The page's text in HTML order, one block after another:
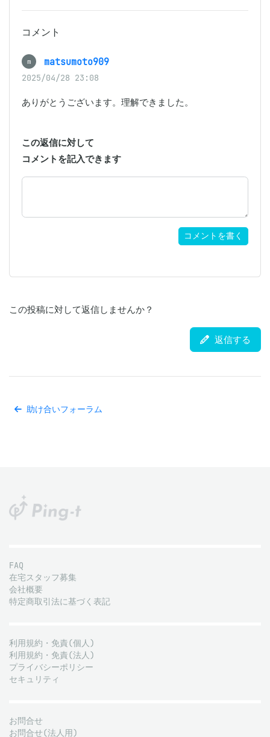
コメント
m matsumoto909
2025/04/28 23:08
ありがとうございます。理解できました。
この返信に対して
コメントを記入できます
コメントを書く
この投稿に対して返信しませんか？
返信する
助け合いフォーラム
FAQ
在宅スタッフ募集
会社概要
特定商取引法に基づく表記
利用規約・免責(個人)
利用規約・免責(法人)
プライバシーポリシー
セキュリティ
お問合せ
お問合せ(法人用)